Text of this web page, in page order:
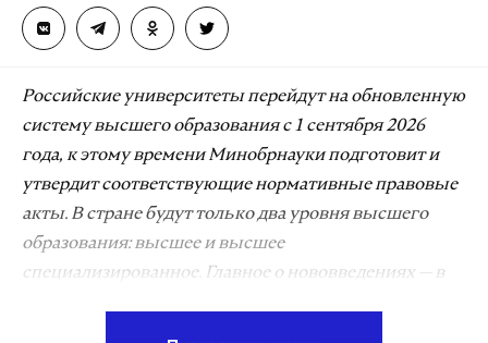
Российские университеты перейдут на обновленную
систему высшего образования с 1 сентября 2026
года, к этому времени Минобрнауки подготовит и
утвердит соответствующие нормативные правовые
акты. В стране будут только два уровня высшего
образования: высшее и высшее
специализированное. Главное о нововведениях — в